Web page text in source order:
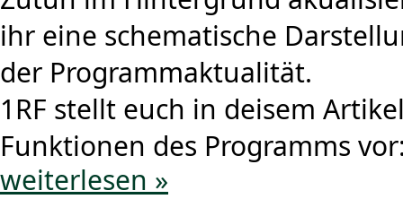
ihr eine schematische
der Programmaktualität.
1RF stellt euch in deisem
Funktionen des Programms
weiterlesen »